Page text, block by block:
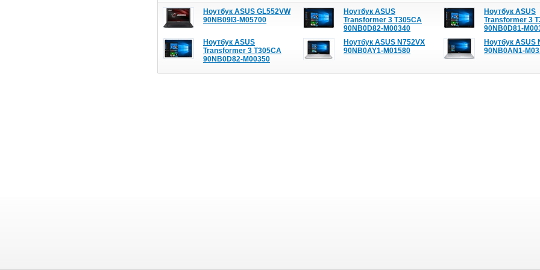
Ноутбук ASUS GL552VW
90NB09I3-M05700
Ноутбук ASUS
Transformer 3 T305CA
90NB0D82-M00340
Ноутбук ASUS
Transformer 3
90NB0D81-
Ноутбук ASUS
Transformer 3 T305CA
90NB0D82-M00350
Ноутбук ASUS N752VX
90NB0AY1-M01580
Ноутбук ASUS
90NB0AN1-